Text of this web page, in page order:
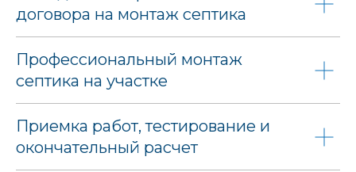
договора на монтаж септика
Профессиональный монтаж
септика на участке
Приемка работ, тестирование и
окончательный расчет